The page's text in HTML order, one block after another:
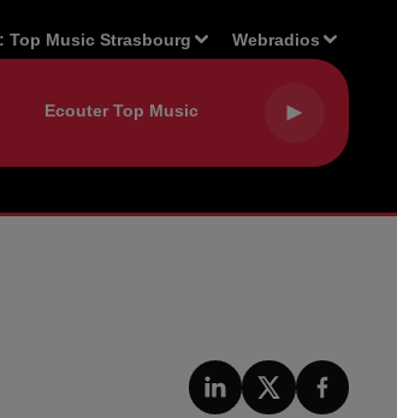
:Top Music Strasbourg Webradios